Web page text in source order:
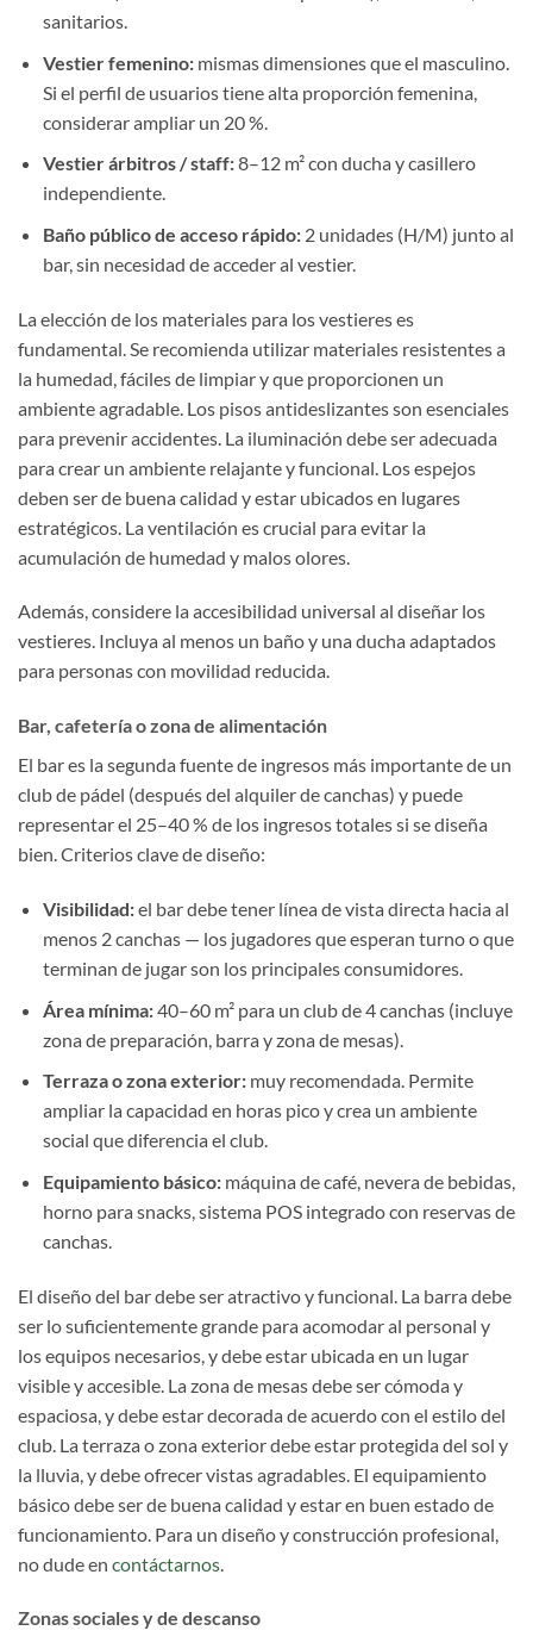
sanitarios.
Vestier femenino:mismas dimensiones que el masculino.
Si el perfil de usuarios tiene alta proporción femenina,
considerar ampliar un 20 %.
Vestier árbitros / staff:8–12 m² con ducha y casillero
independiente.
Baño público de acceso rápido:2 unidades (H/M) junto al
bar, sin necesidad de acceder al vestier.
La elección de los materiales para los vestieres es
fundamental. Se recomienda utilizar materiales resistentes a
la humedad, fáciles de limpiar y que proporcionen un
ambiente agradable. Los pisos antideslizantes son esenciales
para prevenir accidentes. La iluminación debe ser adecuada
para crear un ambiente relajante y funcional. Los espejos
deben ser de buena calidad y estar ubicados en lugares
estratégicos. La ventilación es crucial para evitar la
acumulación de humedad y malos olores.
Además, considere la accesibilidad universal al diseñar los
vestieres. Incluya al menos un baño y una ducha adaptados
para personas con movilidad reducida.
Bar, cafetería o zona de alimentación
El bar es la segunda fuente de ingresos más importante de un
club de pádel (después del alquiler de canchas) y puede
representar el 25–40 % de los ingresos totales si se diseña
bien. Criterios clave de diseño:
Visibilidad:el bar debe tener línea de vista directa hacia al
menos 2 canchas — los jugadores que esperan turno o que
terminan de jugar son los principales consumidores.
Área mínima:40–60 m² para un club de 4 canchas (incluye
zona de preparación, barra y zona de mesas).
Terraza o zona exterior:muy recomendada. Permite
ampliar la capacidad en horas pico y crea un ambiente
social que diferencia el club.
Equipamiento básico:máquina de café, nevera de bebidas,
horno para snacks, sistema POS integrado con reservas de
canchas.
El diseño del bar debe ser atractivo y funcional. La barra debe
ser lo suficientemente grande para acomodar al personal y
los equipos necesarios, y debe estar ubicada en un lugar
visible y accesible. La zona de mesas debe ser cómoda y
espaciosa, y debe estar decorada de acuerdo con el estilo del
club. La terraza o zona exterior debe estar protegida del sol y
la lluvia, y debe ofrecer vistas agradables. El equipamiento
básico debe ser de buena calidad y estar en buen estado de
funcionamiento. Para un diseño y construcción profesional,
no dude en contáctarnos
Zonas sociales y de descanso